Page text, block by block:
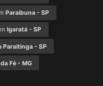
Paraibuna - SP
Igaratá - SP
Paraitinga - SP
Fé - MG